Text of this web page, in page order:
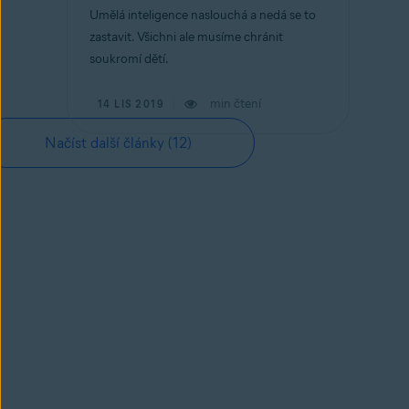
Umělá inteligence naslouchá a nedá se to
zastavit. Všichni ale musíme chránit
soukromí dětí.
14 LIS 2019 min čtení
Načíst další články (12)